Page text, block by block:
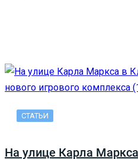
СТАТЬИ
На улице Карла